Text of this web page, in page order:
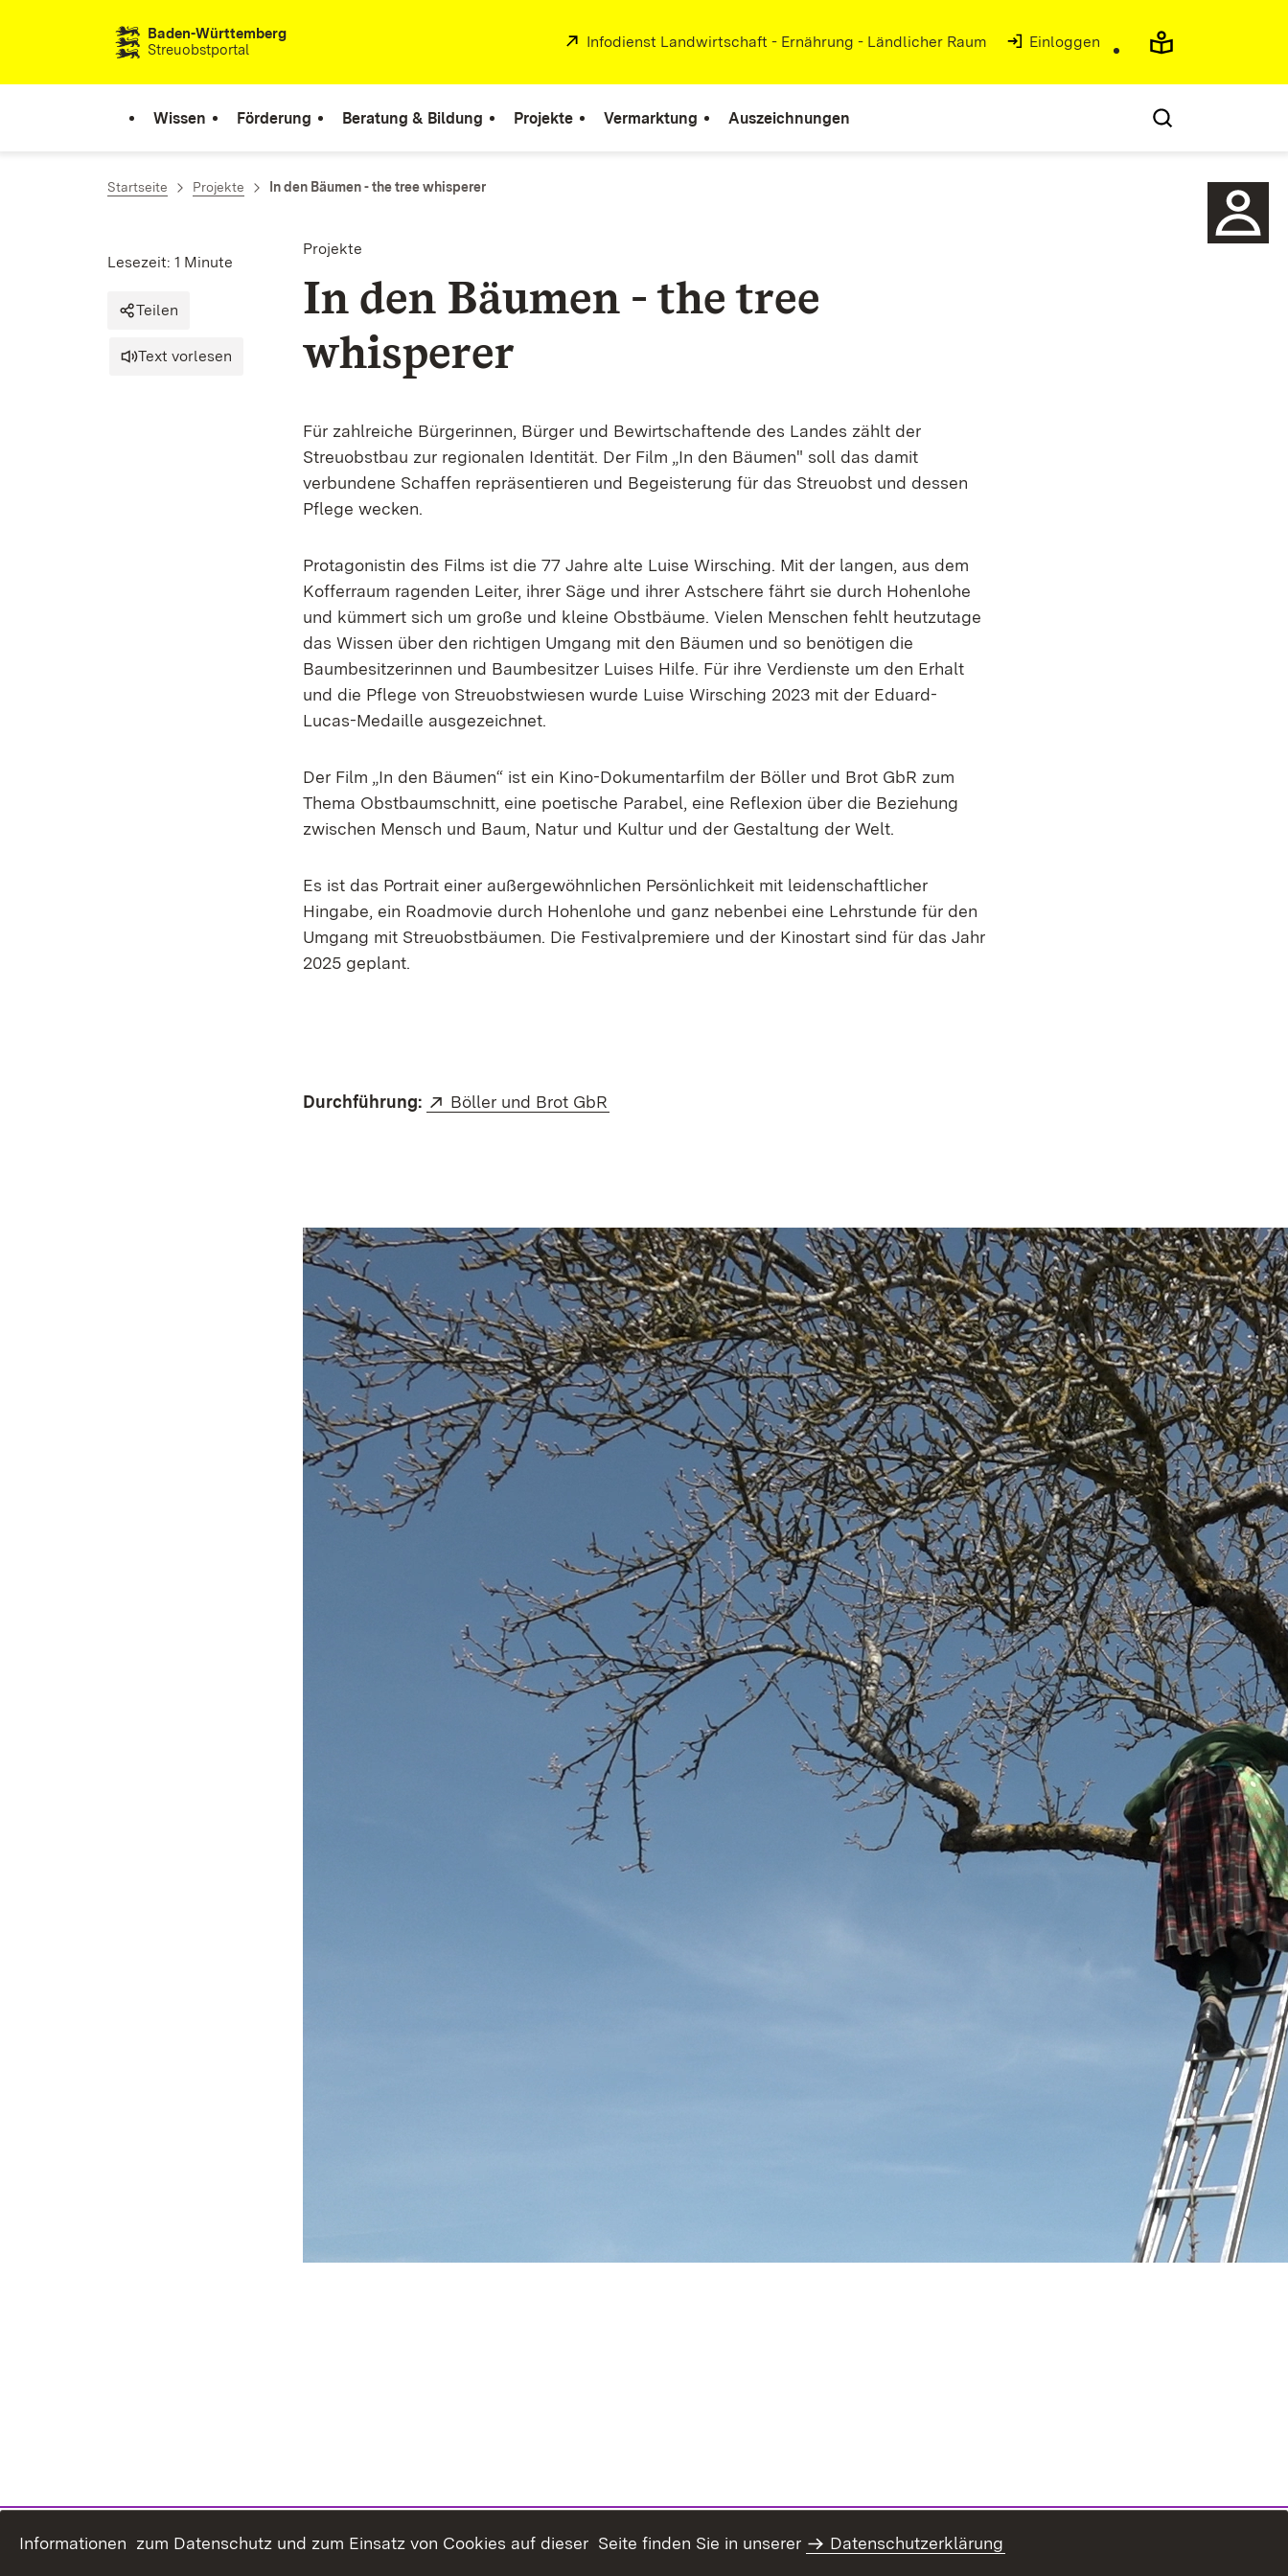
Zum Inhalt springenBaden-Württemberg
Streuobstportal
Extern:
Infodienst Landwirtschaft - Ernährung - Ländlicher Raum Einloggen
Wissen Förderung Beratung & Bildung Projekte Vermarktung Auszeichnungen
Startseite Projekte In den Bäumen - the tree whisperer
Projekte
In den Bäumen - the tree
whisperer
Lesezeit: 1 Minute
Teilen
Text vorlesen
Für zahlreiche Bürgerinnen, Bürger und Bewirtschaftende des Landes zählt der
Streuobstbau zur regionalen Identität. Der Film „In den Bäumen" soll das damit
verbundene Schaffen repräsentieren und Begeisterung für das Streuobst und dessen
Pflege wecken.
Protagonistin des Films ist die 77 Jahre alte Luise Wirsching. Mit der langen, aus dem
Kofferraum ragenden Leiter, ihrer Säge und ihrer Astschere fährt sie durch Hohenlohe
und kümmert sich um große und kleine Obstbäume. Vielen Menschen fehlt heutzutage
das Wissen über den richtigen Umgang mit den Bäumen und so benötigen die
Baumbesitzerinnen und Baumbesitzer Luises Hilfe. Für ihre Verdienste um den Erhalt
und die Pflege von Streuobstwiesen wurde Luise Wirsching 2023 mit der Eduard-
Lucas-Medaille ausgezeichnet.
Der Film „In den Bäumen“ ist ein Kino-Dokumentarfilm der Böller und Brot GbR zum
Thema Obstbaumschnitt, eine poetische Parabel, eine Reflexion über die Beziehung
zwischen Mensch und Baum, Natur und Kultur und der Gestaltung der Welt.
Es ist das Portrait einer außergewöhnlichen Persönlichkeit mit leidenschaftlicher
Hingabe, ein Roadmovie durch Hohenlohe und ganz nebenbei eine Lehrstunde für den
Umgang mit Streuobstbäumen. Die Festivalpremiere und der Kinostart sind für das Jahr
2025 geplant.
Durchführung: Extern:
Böller und Brot GbR
Informationen zum Datenschutz und zum Einsatz von Cookies auf dieser Seite finden Sie in unserer Datenschutzerklärung